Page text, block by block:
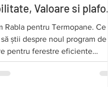
Valoare si plafon
Rabla pentru Termopane. Ce
știi despre noul program de
pentru ferestre eficiente